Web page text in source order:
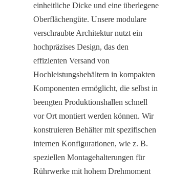
einheitliche Dicke und eine überlegene
Oberflächengüte. Unsere modulare
verschraubte Architektur nutzt ein
hochpräzises Design, das den
effizienten Versand von
Hochleistungsbehältern in kompakten
Komponenten ermöglicht, die selbst in
beengten Produktionshallen schnell
vor Ort montiert werden können. Wir
konstruieren Behälter mit spezifischen
internen Konfigurationen, wie z. B.
speziellen Montagehalterungen für
Rührwerke mit hohem Drehmoment